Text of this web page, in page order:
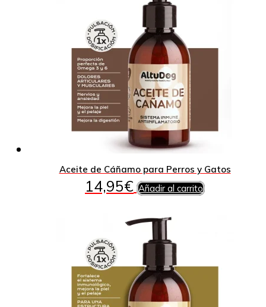
Aceite de Cáñamo para Perros y Gatos
14,95€ Añadir al carrito